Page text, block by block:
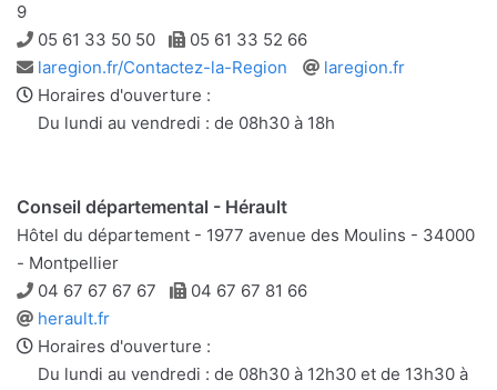
9
Téléphone
05 61 33 50 50 Télécopie
05 61 33 52 66
Adresse
e-
mail
laregion.fr/Contactez-la-Region
Site
laregion.fr
Horaires d'ouverture :
Du lundi au vendredi : de 08h30 à 18h
Conseil départemental - Hérault
Hôtel du département - 1977 avenue des Moulins - 34000
- Montpellier
Téléphone
04 67 67 67 67 Télécopie
04 67 67 81 66
Site
web
herault.fr
Horaires d'ouverture :
Du lundi au vendredi : de 08h30 à 12h30 et de 13h30 à